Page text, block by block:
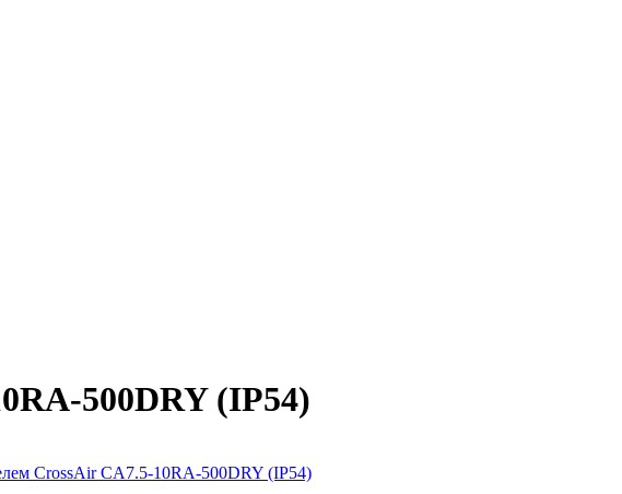
500DRY (IP54)